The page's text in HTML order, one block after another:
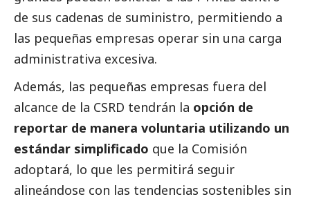
de sus cadenas de suministro, permitiendo a
las pequeñas empresas operar sin una carga
administrativa excesiva.
Además, las pequeñas empresas fuera del
alcance de la CSRD tendrán la opción de
reportar de manera voluntaria utilizando un
estándar simplificado que la Comisión
adoptará, lo que les permitirá seguir
alineándose con las tendencias sostenibles sin